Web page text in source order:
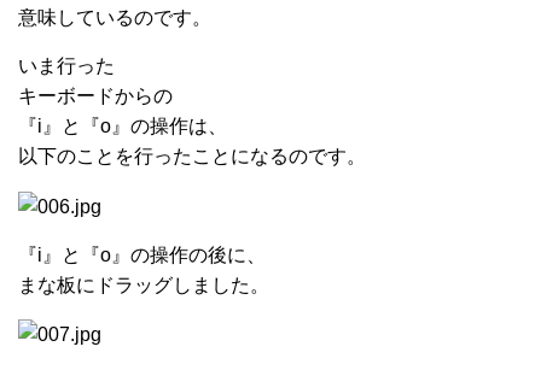
意味しているのです。
いま行った
キーボードからの
『i』と『o』の操作は、
以下のことを行ったことになるのです。
『i』と『o』の操作の後に、
まな板にドラッグしました。